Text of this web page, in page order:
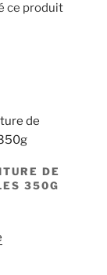
ce produit
DE
350G